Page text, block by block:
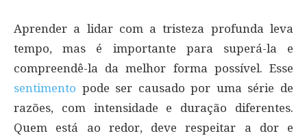
Aprender a lidar com a tristeza profunda leva
tempo, mas é importante para superá-la e
compreendê-la da melhor forma possível. Esse
sentimento pode ser causado por uma série de
razões, com intensidade e duração diferentes.
Quem está ao redor, deve respeitar a dor e